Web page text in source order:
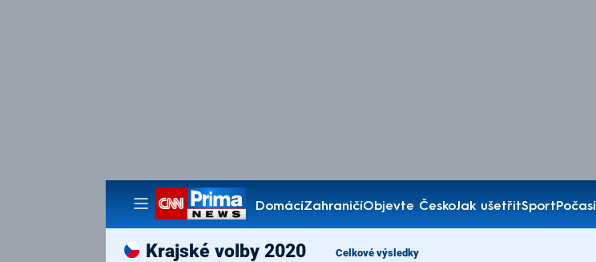
DomácíZahraničíObjevte ČeskoJak ušetřitSportPočasí
Pořady
Krajské volby 2020 Celkové výsledky